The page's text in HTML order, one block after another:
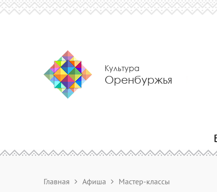
Культура
Оренбуржья
Главная Афиша Мастер-классы